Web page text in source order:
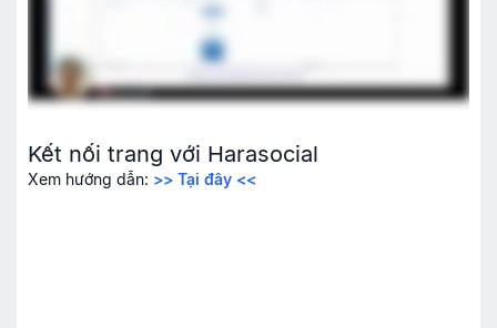
Kết nối trang với Harasocial
Xem hướng dẫn: >> Tại đây <<